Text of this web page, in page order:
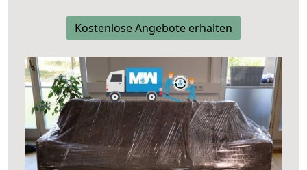
Kostenlose Angebote erhalten